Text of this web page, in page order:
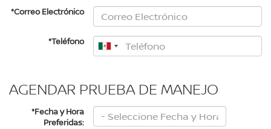
*Correo Electrónico
*Teléfono
AGENDAR PRUEBA DE MANEJO
*Fecha y Hora
Preferidas: